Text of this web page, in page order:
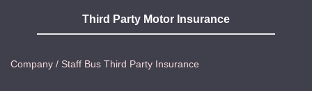
Third Party Motor Insurance
Company / Staff Bus Third Party Insurance